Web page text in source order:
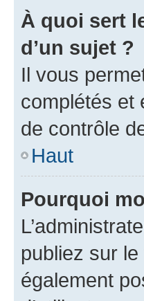
À quoi sert
d’un sujet ?
Il vous
complétés et
de contrôle
Haut
Pourquoi
publiez sur
également